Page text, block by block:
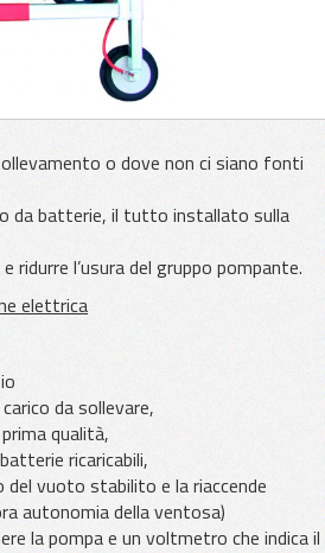
o dove non ci siano fonti
da batterie, il tutto installato sulla
l’usura del gruppo pompante.
elettrica
da sollevare,
qualità,
ricaricabili,
vuoto stabilito e la riaccende
autonomia della ventosa)
la pompa e un voltmetro che indica il